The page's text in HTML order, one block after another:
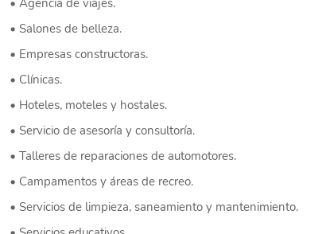
Salones de belleza.
Empresas constructoras.
Clínicas.
Hoteles, moteles y hostales.
Servicio de asesoría y consultoría.
Talleres de reparaciones de automotores.
Campamentos y áreas de recreo.
Servicios de limpieza, saneamiento y mantenimiento.